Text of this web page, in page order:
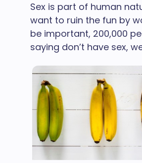
Sex is part of human
want to ruin the fun by
be important, 200,000
saying don’t have sex,